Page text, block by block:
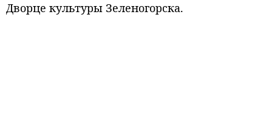
Дворце культуры Зеленогорска.